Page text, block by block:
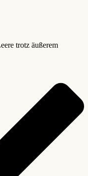
trotz äußerem